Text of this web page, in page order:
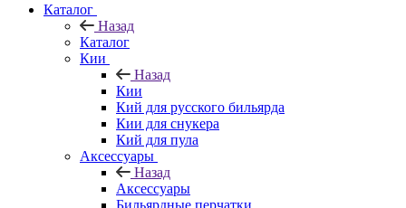
Каталог
Назад
Каталог
Кии
Назад
Кии
Кий для русского бильярда
Кии для снукера
Кий для пула
Аксессуары
Назад
Аксессуары
Бильярдные перчатки